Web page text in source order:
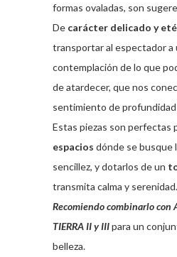
formas ovaladas, son
De carácter delicado y
transportar al espectador a
contemplación de lo que
de atardecer, que nos
sentimiento de
Estas piezas son perfectas
espacios dónde se busque
sencillez, y dotarlos de un
transmita calma y serenidad.
Recomiendo combinarlo con
TIERRA IIyIIIpara un
belleza.